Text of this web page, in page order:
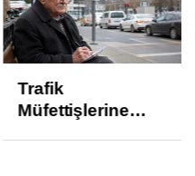
Trafik
Müfettişlerine